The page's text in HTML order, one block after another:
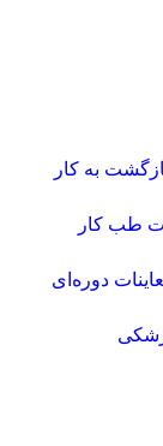
به کار
طب کار
دوره‌ای